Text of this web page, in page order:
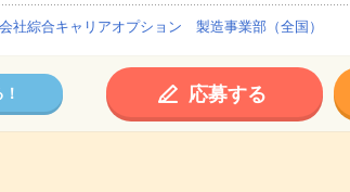
社綜合キャリアオプション 製造事業部（全国）
応募する